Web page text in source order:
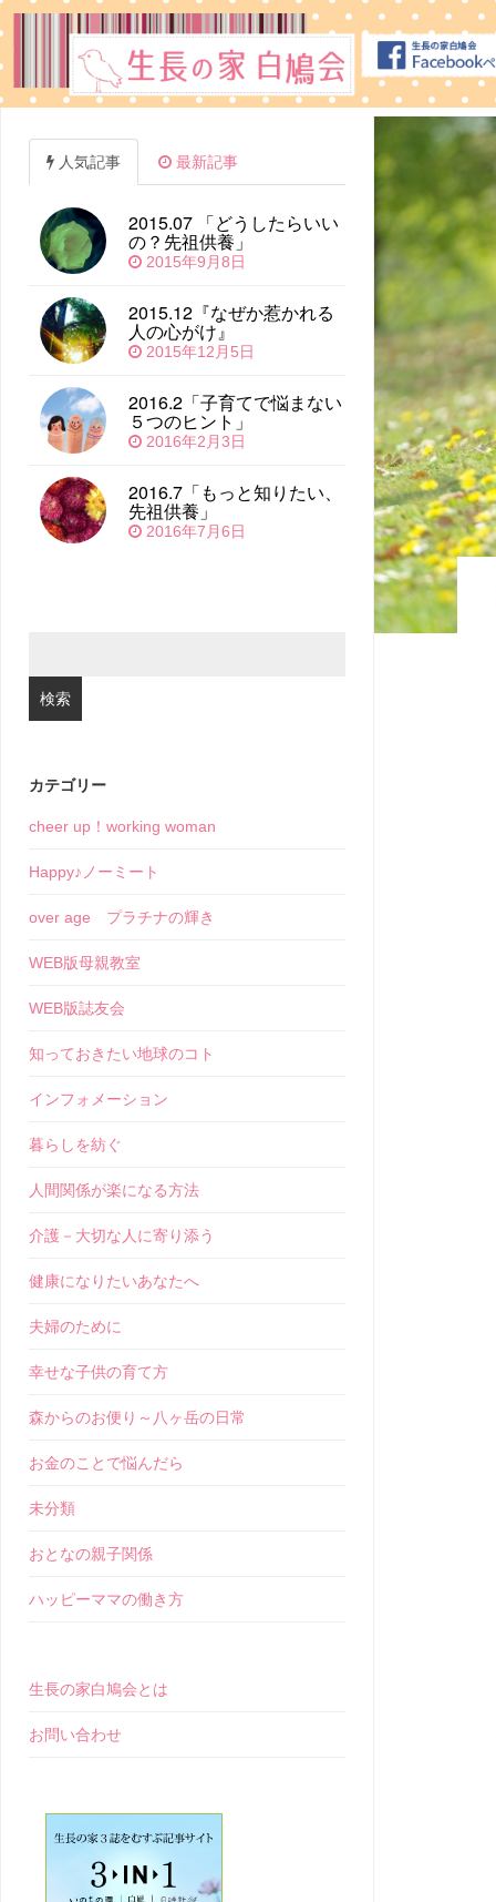
人気記事 最新記事
2015.07 「どうしたらいい
の？先祖供養」
2015年9月8日
2015.12『なぜか惹かれる
人の心がけ』
2015年12月5日
2016.2「子育てで悩まない
５つのヒント」
2016年2月3日
2016.7「もっと知りたい、
先祖供養」
2016年7月6日
カテゴリー
cheer up！working woman
Happy♪ノーミート
over age プラチナの輝き
WEB版母親教室
WEB版誌友会
知っておきたい地球のコト
インフォメーション
暮らしを紡ぐ
人間関係が楽になる方法
介護－大切な人に寄り添う
健康になりたいあなたへ
夫婦のために
幸せな子供の育て方
森からのお便り～八ヶ岳の日常
お金のことで悩んだら
未分類
おとなの親子関係
ハッピーママの働き方
生長の家白鳩会とは
お問い合わせ